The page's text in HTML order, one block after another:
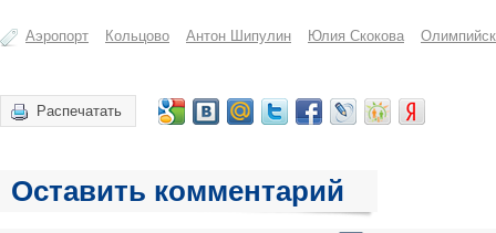
Аэропорт Кольцово Антон Шипулин Юлия Скокова
Распечатать
Оставить комментарий